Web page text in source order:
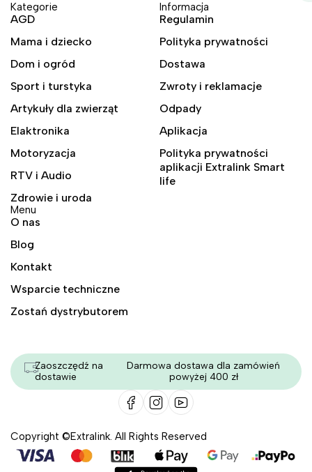
Kategorie
AGD
Mama i dziecko
Dom i ogród
Sport i turstyka
Artykuły dla zwierząt
Elaktronika
Motoryzacja
RTV i Audio
Zdrowie i uroda
Informacja
Regulamin
Polityka prywatności
Dostawa
Zwroty i reklamacje
Odpady
Aplikacja
Polityka prywatności
aplikacji Extralink Smart
life
Menu
O nas
Blog
Kontakt
Wsparcie techniczne
Zostań dystrybutorem
Zaoszczędź na
dostawie
Darmowa dostawa dla zamówień
powyżej 400 zł
Copyright ©Extralink. All Rights Reserved